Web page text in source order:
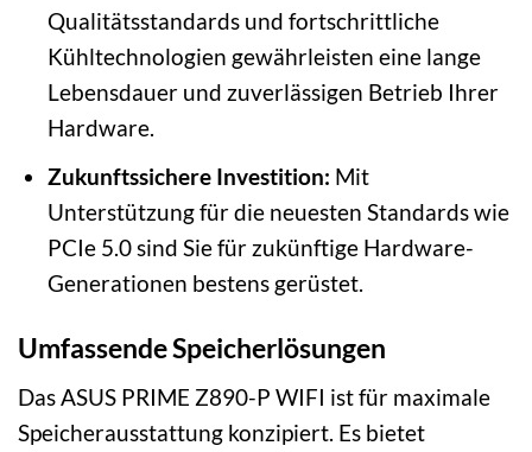
Qualitätsstandards und fortschrittliche
Kühltechnologien gewährleisten eine lange
Lebensdauer und zuverlässigen Betrieb Ihrer
Hardware.
Zukunftssichere Investition: Mit
Unterstützung für die neuesten Standards wie
PCIe 5.0 sind Sie für zukünftige Hardware-
Generationen bestens gerüstet.
Umfassende Speicherlösungen
Das ASUS PRIME Z890-P WIFI ist für maximale
Speicherausstattung konzipiert. Es bietet